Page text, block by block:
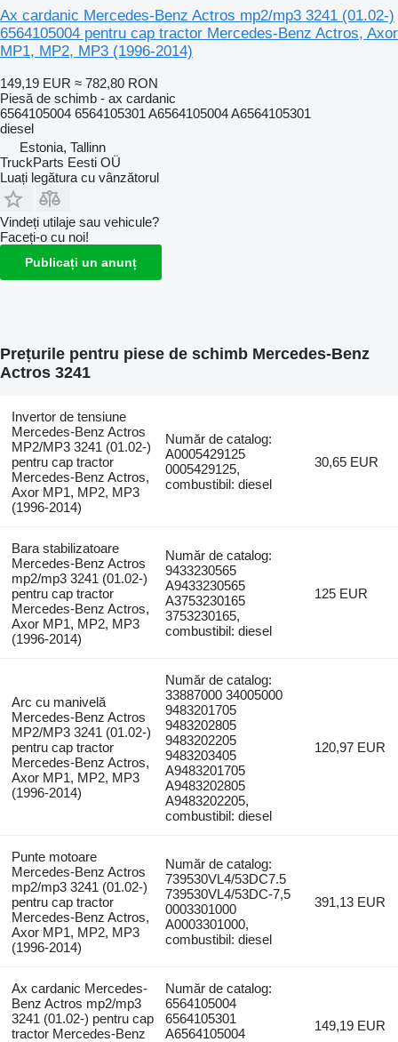
Ax cardanic Mercedes-Benz Actros mp2/mp3 3241 (01.02-)
6564105004 pentru cap tractor Mercedes-Benz Actros, Axor
MP1, MP2, MP3 (1996-2014)
149,19 EUR ≈ 782,80 RON
Piesă de schimb - ax cardanic
6564105004 6564105301 A6564105004 A6564105301
diesel
Estonia, Tallinn
TruckParts Eesti OÜ
Luați legătura cu vânzătorul
Vindeți utilaje sau vehicule?
Faceți-o cu noi!
Publicați un anunț
Prețurile pentru piese de schimb Mercedes-Benz
Actros 3241
Invertor de tensiune
Mercedes-Benz Actros
MP2/MP3 3241 (01.02-)
pentru cap tractor
Mercedes-Benz Actros,
Axor MP1, MP2, MP3
(1996-2014)
Număr de catalog:
A0005429125
0005429125,
combustibil: diesel
30,65 EUR
Bara stabilizatoare
Mercedes-Benz Actros
mp2/mp3 3241 (01.02-)
pentru cap tractor
Mercedes-Benz Actros,
Axor MP1, MP2, MP3
(1996-2014)
Număr de catalog:
9433230565
A9433230565
A3753230165
3753230165,
combustibil: diesel
125 EUR
Arc cu manivelă
Mercedes-Benz Actros
MP2/MP3 3241 (01.02-)
pentru cap tractor
Mercedes-Benz Actros,
Axor MP1, MP2, MP3
(1996-2014)
Număr de catalog:
33887000 34005000
9483201705
9483202805
9483202205
9483203405
A9483201705
A9483202805
A9483202205,
combustibil: diesel
120,97 EUR
Punte motoare
Mercedes-Benz Actros
mp2/mp3 3241 (01.02-)
pentru cap tractor
Mercedes-Benz Actros,
Axor MP1, MP2, MP3
(1996-2014)
Număr de catalog:
739530VL4/53DC7.5
739530VL4/53DC-7,5
0003301000
A0003301000,
combustibil: diesel
391,13 EUR
Ax cardanic Mercedes-
Benz Actros mp2/mp3
3241 (01.02-) pentru cap
tractor Mercedes-Benz
Număr de catalog:
6564105004
6564105301
A6564105004
149,19 EUR